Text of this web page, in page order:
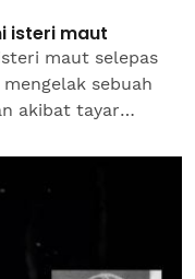
isteri maut
maut selepas
sebuah
akibat tayar